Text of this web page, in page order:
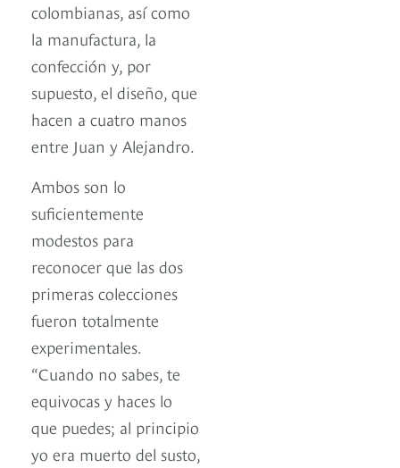
colombianas, así como
la manufactura, la
confección y, por
supuesto, el diseño, que
hacen a cuatro manos
entre Juan y Alejandro.
Ambos son lo
suficientemente
modestos para
reconocer que las dos
primeras colecciones
fueron totalmente
experimentales.
“Cuando no sabes, te
equivocas y haces lo
que puedes; al principio
yo era muerto del susto,